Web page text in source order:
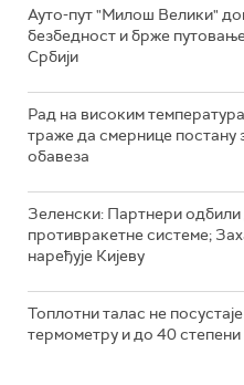
Ауто-пут "Милош Велики"
безбедност и брже
Србији
Рад на високим
траже да смернице постану
обавеза
Зеленски: Партнери
противракетне системе;
наређује Кијеву
Топлотни талас не
термометру и до 40 степени